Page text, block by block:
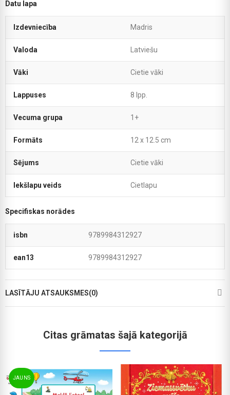
Datu lapa
Izdevniecība Madris
Valoda Latviešu
Vāki Cietie vāki
Lappuses 8 lpp.
Vecuma grupa 1+
Formāts 12 x 12.5 cm
Sējums Cietie vāki
Iekšlapu veids Cietlapu
Specifiskas norādes
isbn 9789984312927
ean13 9789984312927
LASĪTĀJU ATSAUKSMES(0)
Citas grāmatas šajā kategorijā
JAUNS